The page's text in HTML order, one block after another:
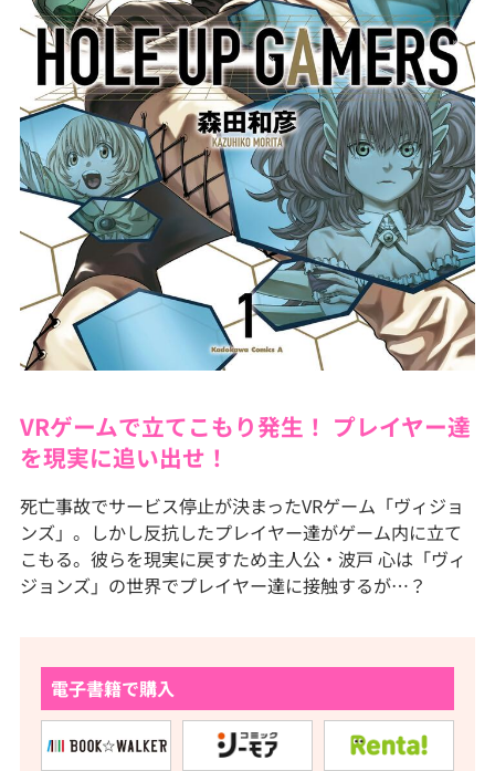
VRゲームで立てこもり発生！ プレイヤー達
を現実に追い出せ！
死亡事故でサービス停止が決まったVRゲーム「ヴィジョ
ンズ」。しかし反抗したプレイヤー達がゲーム内に立て
こもる。彼らを現実に戻すため主人公・波戸 心は「ヴィ
ジョンズ」の世界でプレイヤー達に接触するが…？
電子書籍で購入